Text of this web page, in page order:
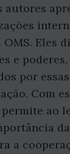
OMS. Eles
e poderes,
por
Com
ao
a